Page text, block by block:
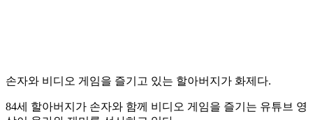
손자와 비디오 게임을 즐기고 있는 할아버지가 화제다.
84세 할아버지가 손자와 함께 비디오 게임을 즐기는 유튜브 영